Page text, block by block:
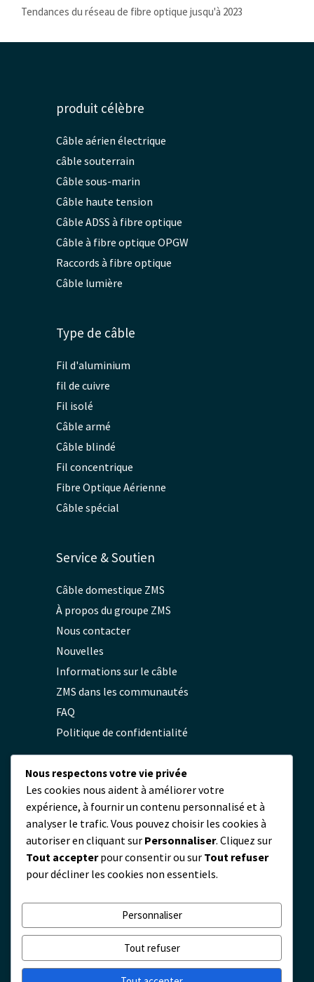
Tendances du réseau de fibre optique jusqu'à 2023
produit célèbre
Câble aérien électrique
câble souterrain
Câble sous-marin
Câble haute tension
Câble ADSS à fibre optique
Câble à fibre optique OPGW
Raccords à fibre optique
Câble lumière
Type de câble
Fil d'aluminium
fil de cuivre
Fil isolé
Câble armé
Câble blindé
Fil concentrique
Fibre Optique Aérienne
Câble spécial
Service & Soutien
Câble domestique ZMS
À propos du groupe ZMS
Nous contacter
Nouvelles
Informations sur le câble
ZMS dans les communautés
FAQ
Politique de confidentialité
Contact
servicio@zmscable.es
+86-371-67829333
+86 17303836349
Place de Kaixuan, Zhengzhou, Chine
Nous respectons votre vie privée
Les cookies nous aident à améliorer votre
expérience, à fournir un contenu personnalisé et à
analyser le trafic. Vous pouvez choisir les cookies à
autoriser en cliquant sur Personnaliser. Cliquez sur
Tout accepterpour consentir ou sur Tout refuser
pour décliner les cookies non essentiels.
Personnaliser
Tout refuser